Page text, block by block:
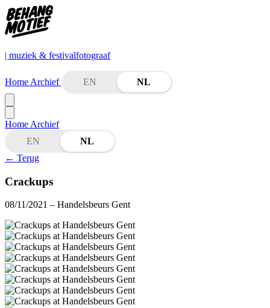
| muziek & festivalfotograaf
Home Archief EN NL
Home Archief
EN
NL
← Terug
Crackups
08/11/2021 – Handelsbeurs Gent